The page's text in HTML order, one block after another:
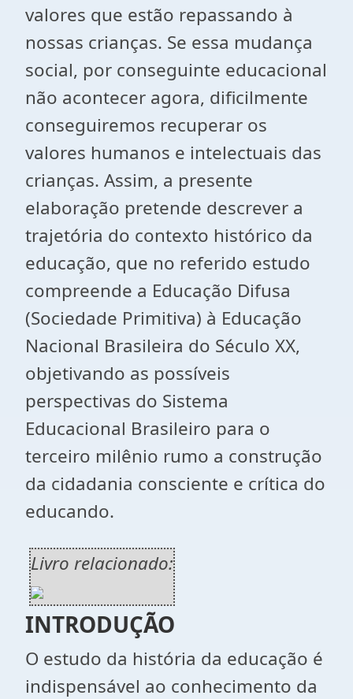
valores que estão repassando à
nossas crianças. Se essa mudança
social, por conseguinte educacional
não acontecer agora, dificilmente
conseguiremos recuperar os
valores humanos e intelectuais das
crianças. Assim, a presente
elaboração pretende descrever a
trajetória do contexto histórico da
educação, que no referido estudo
compreende a Educação Difusa
(Sociedade Primitiva) à Educação
Nacional Brasileira do Século XX,
objetivando as possíveis
perspectivas do Sistema
Educacional Brasileiro para o
terceiro milênio rumo a construção
da cidadania consciente e crítica do
educando.
Livro relacionado:
INTRODUÇÃO
O estudo da história da educação é
indispensável ao conhecimento da